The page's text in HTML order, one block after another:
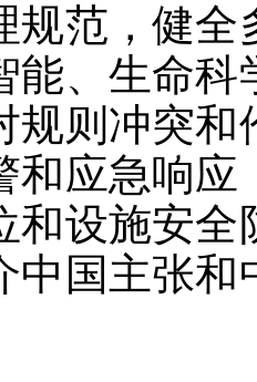
规范，健
能、生命
规则冲突
和应急响
和设施安
中国主张